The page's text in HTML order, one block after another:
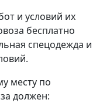
и условий их
бесплатно
спецодежда и
месту по
должен: